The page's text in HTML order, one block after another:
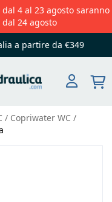
4 al 23 agosto saranno
24 agosto
a partire da €349
Copriwater WC